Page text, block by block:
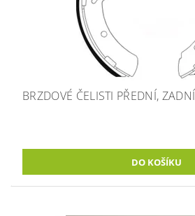
BRZDOVÉ ČELISTI PŘEDNÍ, ZADNÍ